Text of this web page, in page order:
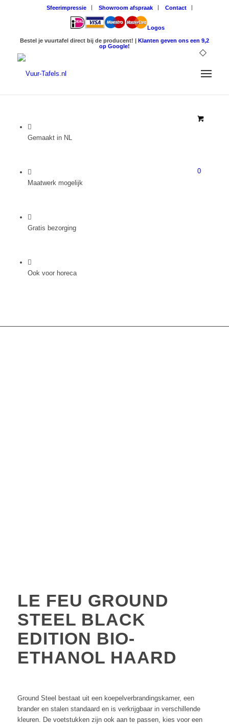
Sfeerimpressie Showroom afspraak Contact
Logos
Bestel je vuurtafel direct bij de producent! | Klanten geven ons een 9,2
op Google!
0
Gemaakt in NL
Maatwerk mogelijk
Gratis bezorging
Ook voor horeca
LE FEU GROUND
STEEL BLACK
EDITION BIO-
ETHANOL HAARD
Ground Steel bestaat uit een koepelverbrandingskamer, een
brander en stalen standaard en is verkrijgbaar in verschillende
kleuren. De voetstukken zijn ook aan te passen, kies voor een